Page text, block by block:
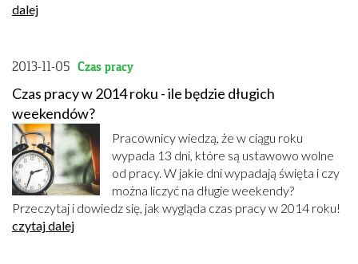
dalej
2013-11-05 Czas pracy
Czas pracy w 2014 roku - ile będzie długich
weekendów?
Pracownicy wiedzą, że w ciągu roku
wypada 13 dni, które są ustawowo wolne
od pracy. W jakie dni wypadają święta i czy
można liczyć na długie weekendy?
Przeczytaj i dowiedz się, jak wygląda czas pracy w 2014 roku!
czytaj dalej